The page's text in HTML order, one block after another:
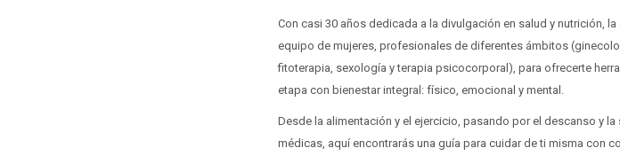
Con casi 30 años dedicada a la divulgación en salud y nutrición,
equipo de mujeres, profesionales de diferentes ámbitos
fitoterapia, sexología y terapia psicocorporal), para ofrecerte
etapa con bienestar integral: físico, emocional y mental.
Desde la alimentación y el ejercicio, pasando por el descanso y
médicas, aquí encontrarás una guía para cuidar de ti misma con